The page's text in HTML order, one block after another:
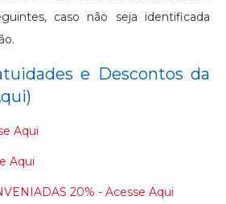
caso não seja identificada
e Descontos da
Aqui
Aqui
20% - Acesse Aqui